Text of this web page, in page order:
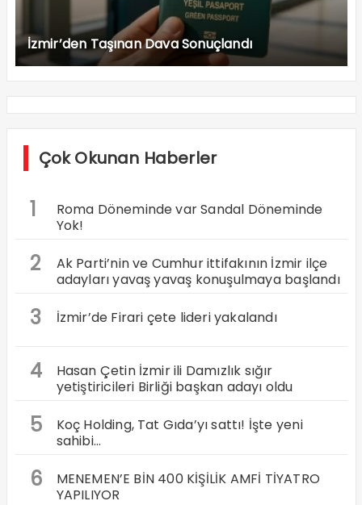
İzmir’den Taşınan Dava Sonuçlandı
Çok Okunan Haberler
1
Roma Döneminde var Sandal Döneminde
Yok!
2
Ak Parti’nin ve Cumhur ittifakının İzmir ilçe
adayları yavaş yavaş konuşulmaya başlandı
3 İzmir’de Firari çete lideri yakalandı
4
Hasan Çetin İzmir ili Damızlık sığır
yetiştiricileri Birliği başkan adayı oldu
5
Koç Holding, Tat Gıda’yı sattı! İşte yeni
sahibi…
6
MENEMEN’E BİN 400 KİŞİLİK AMFİ TİYATRO
YAPILIYOR